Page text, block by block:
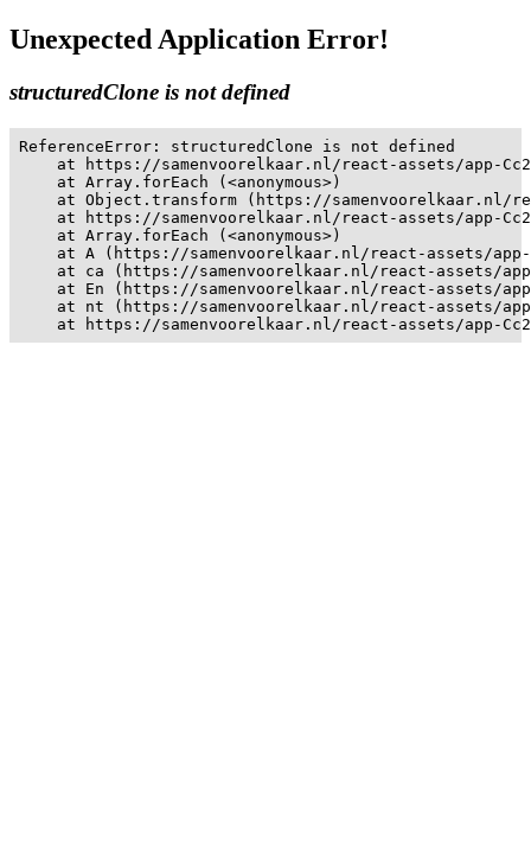
Unexpected Application Error!
structuredClone is not defined
ReferenceError: structuredClone is not defined
at https://samenvoorelkaar.nl/react-assets/app-
    at Array.forEach (<anonymous>)
at Object.transform (https://samenvoorelkaar.nl/
at https://samenvoorelkaar.nl/react-assets/app-
    at Array.forEach (<anonymous>)
at A (https://samenvoorelkaar.nl/react-assets/
at ca (https://samenvoorelkaar.nl/react-assets/
at En (https://samenvoorelkaar.nl/react-assets/
at nt (https://samenvoorelkaar.nl/react-assets/
at https://samenvoorelkaar.nl/react-assets/app-